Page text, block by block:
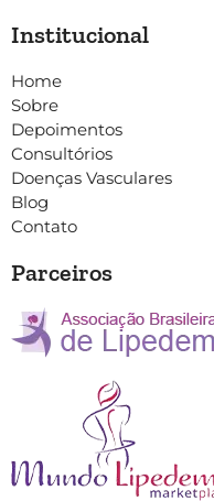
Institucional
Home
Sobre
Depoimentos
Consultórios
Doenças Vasculares
Blog
Contato
Parceiros